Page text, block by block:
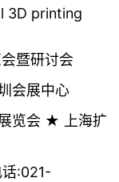
3D printing
暨研讨会
会展中心
览会 ★ 上海扩
:021-